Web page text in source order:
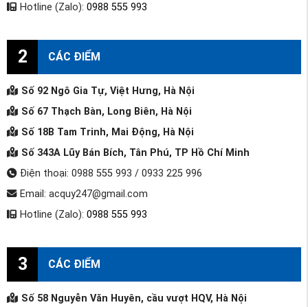
Hotline (Zalo): 0988 555 993
2 CÁC ĐIỂM
Số 92 Ngô Gia Tự, Việt Hưng, Hà Nội
Số 67 Thạch Bàn, Long Biên, Hà Nội
Số 18B Tam Trinh, Mai Động, Hà Nội
Số 343A Lũy Bán Bích, Tân Phú, TP Hồ Chí Minh
Điện thoại: 0988 555 993 / 0933 225 996
Email: acquy247@gmail.com
Hotline (Zalo): 0988 555 993
3 CÁC ĐIỂM
Số 58 Nguyễn Văn Huyên, cầu vượt HQV, Hà Nội